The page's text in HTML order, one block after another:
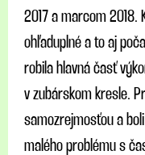
2017 a marcom 2018.
ohľaduplné a to aj
robila hlavná časť
v zubárskom kresle.
samozrejmosťou a
malého problému s